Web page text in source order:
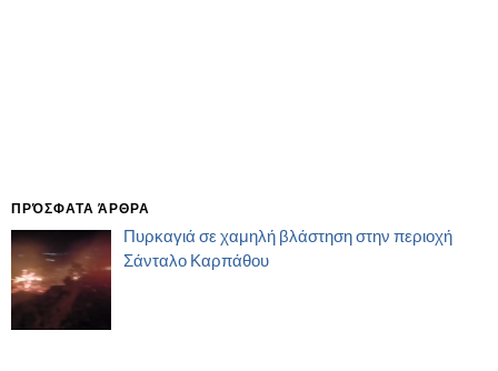
ΠΡΌΣΦΑΤΑ ΆΡΘΡΑ
Πυρκαγιά σε χαμηλή βλάστηση στην περιοχή
Σάνταλο Καρπάθου